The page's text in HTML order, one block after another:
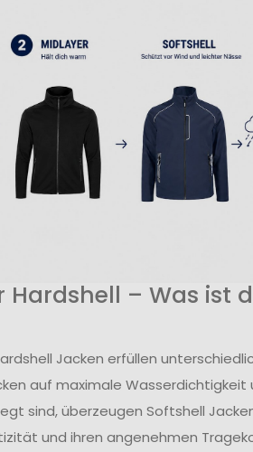
Hardshell – Was ist
Jacken erfüllen
auf maximale Wasserdichtigkeit
sind, überzeugen Softshell
und ihren angenehmen